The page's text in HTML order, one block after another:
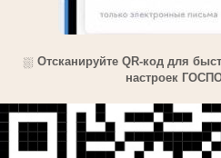
⛆ Отсканируйте QR-код для
настроек